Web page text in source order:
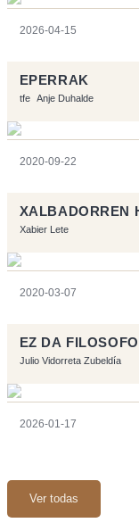
2026-04-15
EPERRAK
tfe Anje Duhalde
2020-09-22
XALBADORREN
Xabier Lete
2020-03-07
EZ DA
Julio Vidorreta Zubeldía
2026-01-17
Ver todas